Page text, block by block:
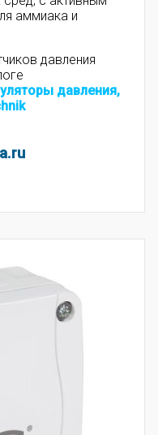
аммиака и
давления
давления,